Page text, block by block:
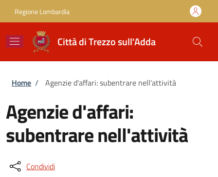
Regione Lombardia
Città di Trezzo sull'Adda
Briciole di pane
Home / Agenzie d'affari: subentrare nell'attività
Agenzie d'affari:
subentrare nell'attività
Condividi